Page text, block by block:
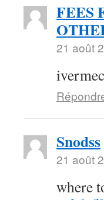
FEES
21 août
Snodss
21 août
where